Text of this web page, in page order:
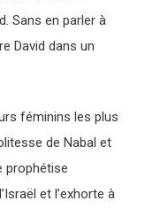
Sans en parler à
David dans un
féminins les plus
de Nabal et
prophétise
et l’exhorte à